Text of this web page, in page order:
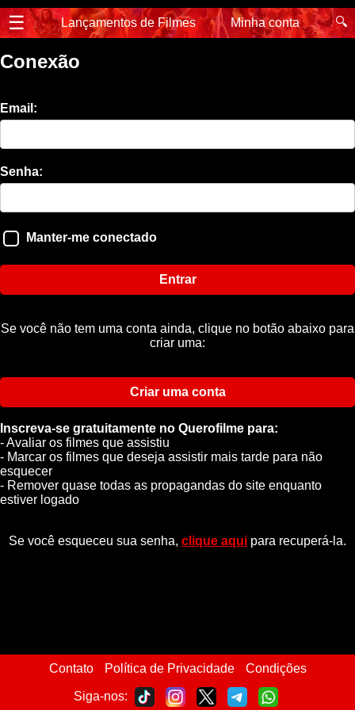
☰ Lançamentos de Filmes Minha conta 🔍
Conexão
Email:
Senha:
Manter-me conectado
Entrar
Se você não tem uma conta ainda, clique no botão abaixo para
criar uma:
Criar uma conta
Inscreva-se gratuitamente no Querofilme para:
- Avaliar os filmes que assistiu
- Marcar os filmes que deseja assistir mais tarde para não
esquecer
- Remover quase todas as propagandas do site enquanto
estiver logado
Se você esqueceu sua senha, clique aqui para recuperá-la.
Contato Política de Privacidade Condições
Siga-nos: